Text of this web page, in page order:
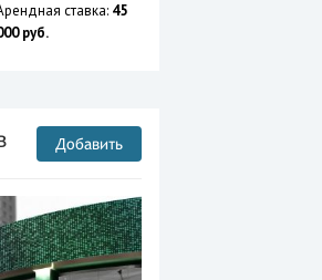
ставка: 45
руб.
Добавить